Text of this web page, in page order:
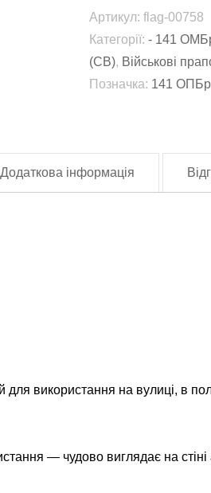
бригада
(141
ОПБр)
ЗСУ
кількість
Артикул:flag-00758
Категорії:- 141
(СВ), Військові
Позначка: 141 ОПБр
Додаткова інформація
для використання на вулиці, в
— чудово виглядає на стіні